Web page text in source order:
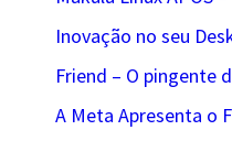
Inovação no seu
Friend – O pingente
A Meta Apresenta o